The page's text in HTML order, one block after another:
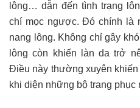
lông… dẫn đến tình trạng
chí mọc ngược. Đó chính là
nang lông. Không chỉ gây
lông còn khiến làn da trở
Điều này thường xuyên
khi diện những bộ trang phục